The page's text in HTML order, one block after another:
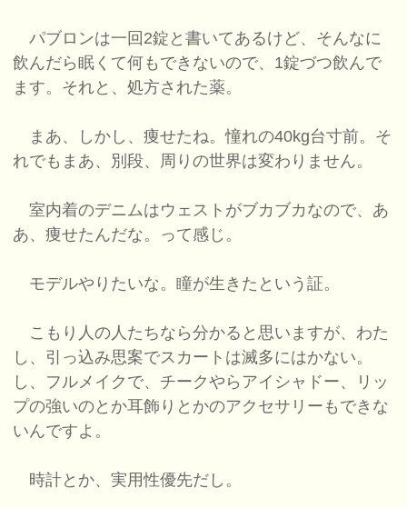
パブロンは一回2錠と書いてあるけど、そんなに
飲んだら眠くて何もできないので、1錠づつ飲んで
ます。それと、処方された薬。
まあ、しかし、痩せたね。憧れの40kg台寸前。そ
れでもまあ、別段、周りの世界は変わりません。
室内着のデニムはウェストがブカブカなので、あ
あ、痩せたんだな。って感じ。
モデルやりたいな。瞳が生きたという証。
こもり人の人たちなら分かると思いますが、わた
し、引っ込み思案でスカートは滅多にはかない。
し、フルメイクで、チークやらアイシャドー、リッ
プの強いのとか耳飾りとかのアクセサリーもできな
いんですよ。
時計とか、実用性優先だし。